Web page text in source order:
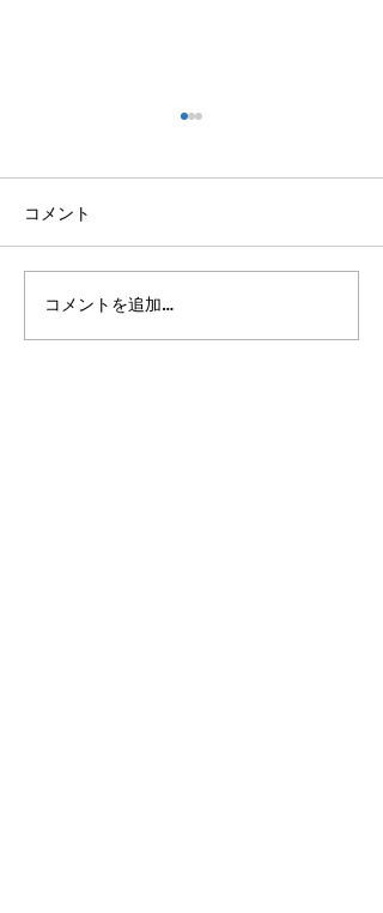
I Finally Hit the Jackpot!!!
（ついに大当たり!!!）
コメント
コメントを追加…